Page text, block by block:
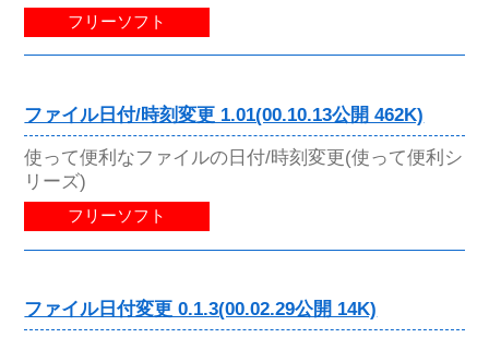
フリーソフト
ファイル日付/時刻変更 1.01(00.10.13公開 462K)
使って便利なファイルの日付/時刻変更(使って便利シ
リーズ)
フリーソフト
ファイル日付変更 0.1.3(00.02.29公開 14K)